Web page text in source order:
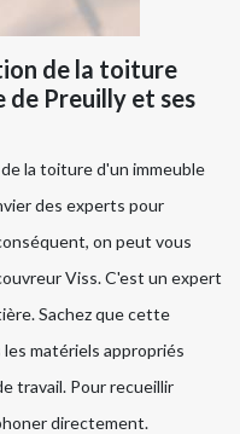
de la toiture
de Preuilly et ses
la toiture d'un immeuble
des experts pour
on peut vous
Viss. C'est un expert
Sachez que cette
matériels appropriés
travail. Pour recueillir
directement.